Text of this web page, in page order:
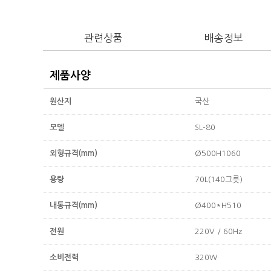
관련상품 배송정보
제품사양
원산지 국산
모델 SL-80
외형규격(mm) Ø500H1060
용량 70L(140그릇)
내통규격(mm) Ø400*H510
전원 220V / 60Hz
소비전력 320W